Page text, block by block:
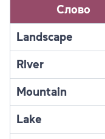
Слово
Landscape
River
Mountain
Lake